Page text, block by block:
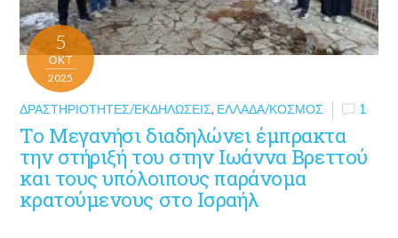
5
ΟΚΤ
2025
ΔΡΑΣΤΗΡΙΌΤΗΤΕΣ/ΕΚΔΗΛΏΣΕΙΣ, ΕΛΛΆΔΑ/ΚΌΣΜΟΣ 1
Το Μεγανήσι διαδηλώνει έμπρακτα
την στήριξή του στην Ιωάννα Βρεττού
και τους υπόλοιπους παράνομα
κρατούμενους στο Ισραήλ